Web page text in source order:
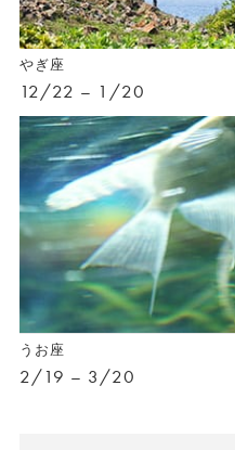
やぎ座
12/22 – 1/20
うお座
2/19 – 3/20